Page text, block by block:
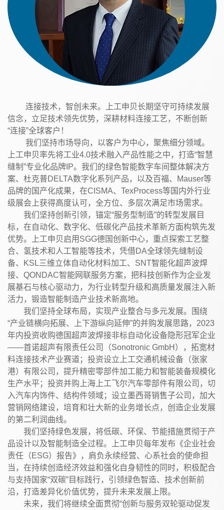
连接技术，智创未来。上工申贝长期坚守可持续发展
信念，立足技术领先优势，深耕材料连接工艺，不断创新
“连接”全球客户！
我们坚持市场导向，以客户为中心，聚焦细分领域。
上工申贝率先将工业4.0技术融入产品性能之中，打造“智慧
缝制”专业化品牌IP。我们的绿色智能数字车间整体解决方
案、杜克普DELTA数字化系列产品，以及百福、Mauser等
品牌的国产化成果，在CISMA、TexProcess等国内外行业
级展会上获得高度认可，全方位、多层次满足市场需求。
我们坚持创新引领，锚定“服务型制造”的转型发展目
标，在自动化、数字化、低碳化产品技术革新方面构筑先发
优势。上工申贝启用SGG德国创新中心，重点探索工艺整
合、氢技术和人工智能等技术，凭借DA全球领先缝制设
备、KSL三维立体自动化材料加工、SNT智能化超声波焊
接、QONDAC智能网联服务方案，把科技创新作为企业发
展基石与核心驱动力，为行业转型升级和高质量发展注入新
活力，锻造智能制造产业技术新高地。
我们坚持全球布局，实现产业整合与多元发展。围绕
“产业链横向拓展、上下游纵向延伸”的并购发展思路，2023
年内投资收购德国超声波焊接非标自动化设备隐形冠军企业
——首诺超声有限责任公司（Sonotronic GmbH），拓宽材
料连接技术产业赛道；投资设立上工交通机械设备（张家
港）有限公司，提升精密零部件加工能力和智能装备规模化
生产水平；投资并购上海上工飞尔汽车零部件有限公司，切
入汽车内饰件、结构件领域；设立墨西哥销售子公司，加大
营销网络建设，培育和壮大新的业务增长点，创造企业发展
的第二利润曲线。
我们坚持绿色发展，将低碳、环保、节能措施贯彻于产
品设计以及智能制造全过程。上工申贝每年发布《企业社会
责任（ESG）报告》，肩负永续经营、心系社会的使命担
当，在持续创造经济效益和强化自身韧性的同时，积极配合
与支持国家“双碳”目标践行，引领绿色智造、技术创新前
沿，打造差异化价值优势，提升未来发展上限。
未来，我们将继续全面贯彻“创新与服务双轮驱动促发